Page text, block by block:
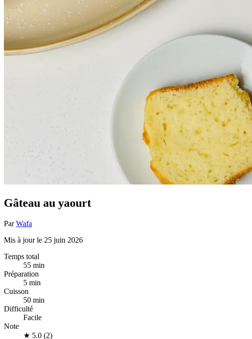
Gâteau au yaourt
ParWafa
Mis à jour le 25 juin 2026
Temps total
55 min
Préparation
5 min
Cuisson
50 min
Difficulté
Facile
Note
★ 5.0 (2)